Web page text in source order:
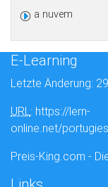
a nuvem
E-Learning
Letzte Änderung:
URL: https://lern-
online.net/
Preis-King.com -